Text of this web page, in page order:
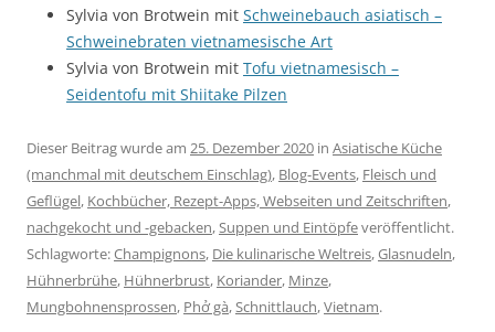
Sylvia von Brotwein mit Schweinebauch asiatisch –
Schweinebraten vietnamesische Art
Sylvia von Brotwein mit Tofu vietnamesisch –
Seidentofu mit Shiitake Pilzen
Dieser Beitrag wurde am 25. Dezember 2020 in Asiatische Küche
(manchmal mit deutschem Einschlag), Blog-Events, Fleisch und
Geflügel, Kochbücher, Rezept-Apps, Webseiten und Zeitschriften,
nachgekocht und -gebacken,Suppen und Eintöpfeveröffentlicht.
Schlagworte:Champignons, Die kulinarische Weltreis,Glasnudeln,
Hühnerbrühe, Hühnerbrust, Koriander, Minze,
Mungbohnensprossen, Phở gà,Schnittlauch,Vietnam.